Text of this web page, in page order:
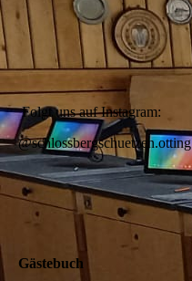
Folgt uns auf Instagram:
@schlossbergschuetzen.otting
Gästebuch